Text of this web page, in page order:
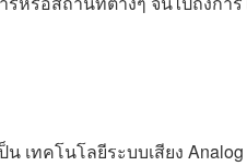
เทคโนโลยีระบบเสียง